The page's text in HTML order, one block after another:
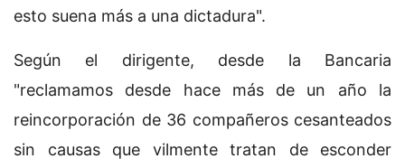
esto suena más a una dictadura".
Según el dirigente, desde la Bancaria
"reclamamos desde hace más de un año la
reincorporación de 36 compañeros cesanteados
sin causas que vilmente tratan de esconder